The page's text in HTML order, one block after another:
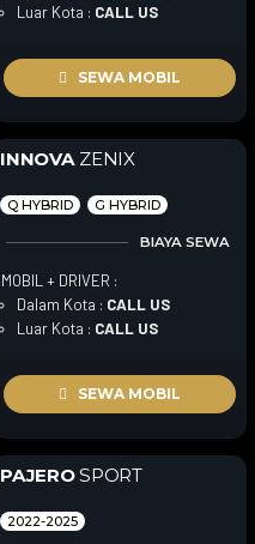
Luar Kota : CALL US
SEWA MOBIL
INNOVA ZENIX
Q HYBRID G HYBRID
BIAYA SEWA
MOBIL + DRIVER :
Dalam Kota : CALL US
Luar Kota : CALL US
SEWA MOBIL
PAJEROSPORT
2022-2025